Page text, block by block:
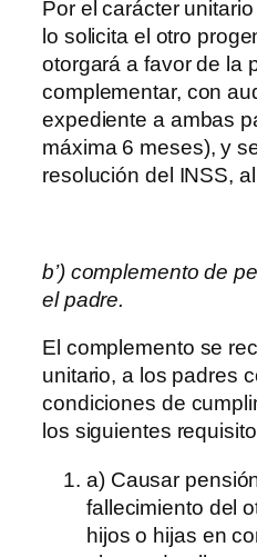
Por el carácter
lo solicita el otro
otorgará a favor de la
complementar, con
expediente a ambas
máxima 6 meses), y
resolución del INSS,
b’) complemento de
el padre.
El complemento se
unitario, a los padres
condiciones de
los siguientes
a) Causar
fallecimiento del
hijos o hijas en